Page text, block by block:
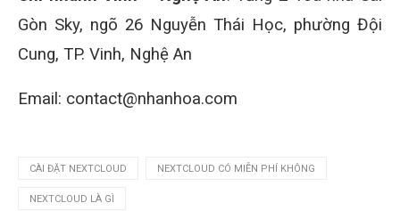
Gòn Sky, ngõ 26 Nguyễn Thái Học, phường Đội
Cung, TP. Vinh, Nghệ An
Email: contact@nhanhoa.com
CÀI ĐẶT NEXTCLOUD NEXTCLOUD CÓ MIỄN PHÍ KHÔNG
NEXTCLOUD LÀ GÌ